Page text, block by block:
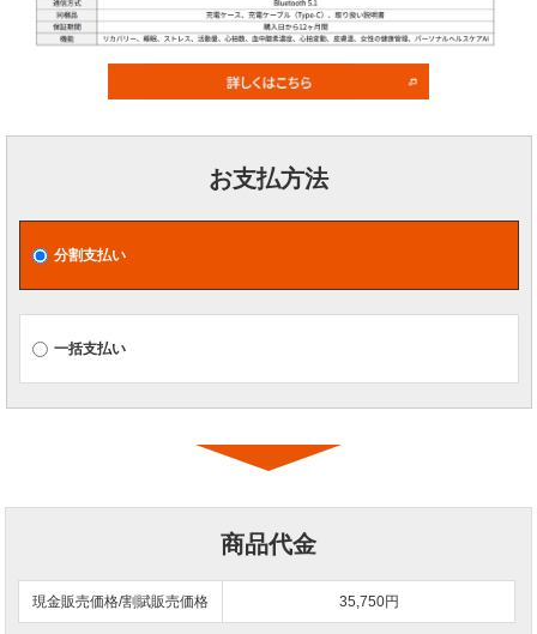
お支払方法
分割支払い
一括支払い
商品代金
現金販売価格/割賦販売価格 35,750円